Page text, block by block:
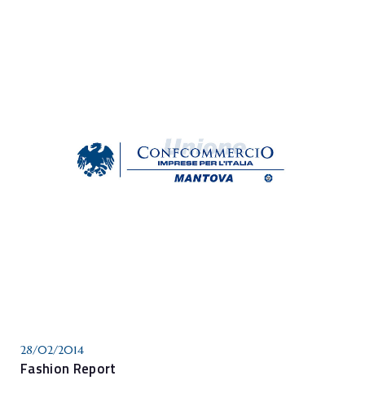
28/02/2014
Fashion Report